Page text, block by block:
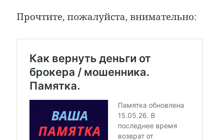
Прочтите, пожалуйста, внимательно: